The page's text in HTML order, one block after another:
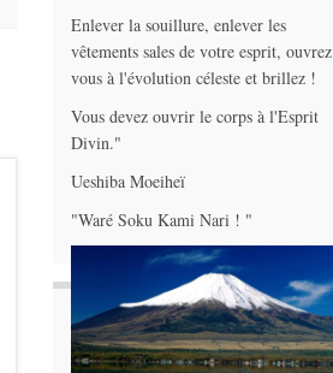
Enlever la souillure, enlever les
vêtements sales de votre esprit, ouvrez
vous à l'évolution céleste et brillez !
Vous devez ouvrir le corps à l'Esprit
Divin."
Ueshiba Moeiheï
"Waré Soku Kami Nari ! "